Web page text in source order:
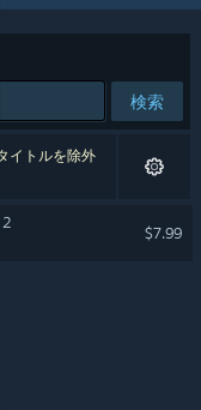
検索
イトルを除外
2
$7.99